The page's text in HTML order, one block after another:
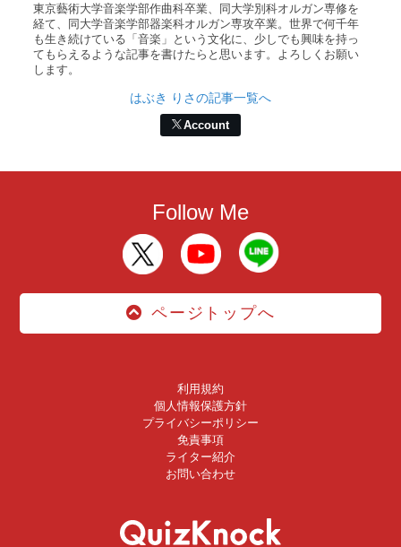
東京藝術大学音楽学部作曲科卒業、同大学別科オルガン専修を
経て、同大学音楽学部器楽科オルガン専攻卒業。世界で何千年
も生き続けている「音楽」という文化に、少しでも興味を持っ
てもらえるような記事を書けたらと思います。よろしくお願い
します。
はぶき りさの記事一覧へ
Account
Follow Me
ページトップへ
利用規約
個人情報保護方針
プライバシーポリシー
免責事項
ライター紹介
お問い合わせ